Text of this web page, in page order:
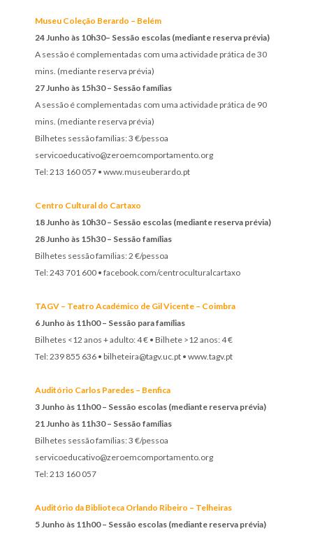
Museu Coleção Berardo – Belém
24 Junho às 10h30– Sessão escolas (mediante reserva prévia)
A sessão é complementadas com uma actividade prática de 30
mins. (mediante reserva prévia)
27 Junho às 15h30 – Sessão famílias
A sessão é complementadas com uma actividade prática de 90
mins. (mediante reserva prévia)
Bilhetes sessão famílias: 3 €/pessoa
servicoeducativo@zeroemcomportamento.org
Tel: 213 160 057 • www.museuberardo.pt
Centro Cultural do Cartaxo
18 Junho às 10h30 – Sessão escolas (mediante reserva prévia)
28 Junho às 15h30 – Sessão famílias
Bilhetes sessão famílias: 2 €/pessoa
Tel: 243 701 600 • facebook.com/centroculturalcartaxo
TAGV – Teatro Académico de Gil Vicente – Coimbra
6 Junho às 11h00 – Sessão para famílias
Bilhetes <12 anos + adulto: 4 € • Bilhete >12 anos: 4 €
Tel: 239 855 636 • bilheteira@tagv.uc.pt • www.tagv.pt
Auditório Carlos Paredes – Benfica
3 Junho às 11h00 – Sessão escolas (mediante reserva prévia)
21 Junho às 11h30 – Sessão famílias
Bilhetes sessão famílias: 3 €/pessoa
servicoeducativo@zeroemcomportamento.org
Tel: 213 160 057
Auditório da Biblioteca Orlando Ribeiro – Telheiras
5 Junho às 11h00– Sessão escolas (mediante reserva prévia)